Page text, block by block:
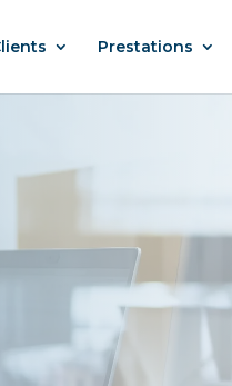
Prestations